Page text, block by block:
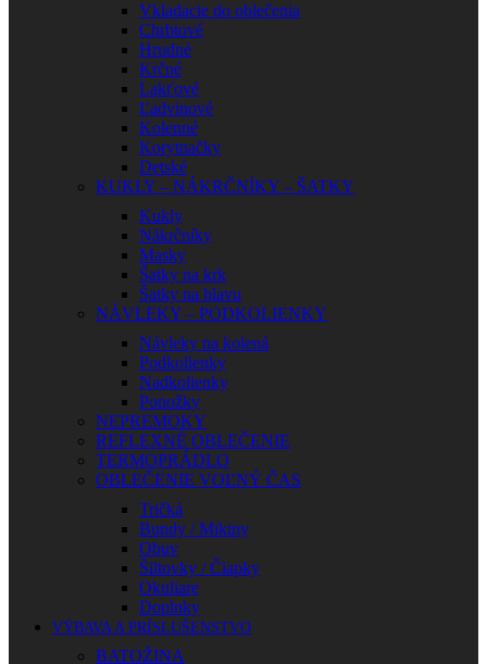
Vkladacie do oblečenia
Chrbtové
Hrudné
Krčné
Lakťové
Ľadvinové
Kolenné
Korytnačky
Detské
KUKLY – NÁKRČNÍKY – ŠATKY
Kukly
Nákrčníky
Masky
Šatky na krk
Šatky na hlavu
NÁVLEKY – PODKOLIENKY
Návleky na kolená
Podkolienky
Nadkolienky
Ponožky
NEPREMOKY
REFLEXNÉ OBLEČENIE
TERMOPRÁDLO
OBLEČENIE VOĽNÝ ČAS
Tričká
Bundy / Mikiny
Obuv
Šiltovky / Čiapky
Okuliare
Doplnky
VÝBAVA A PRÍSLUŠENSTVO
BATOŽINA